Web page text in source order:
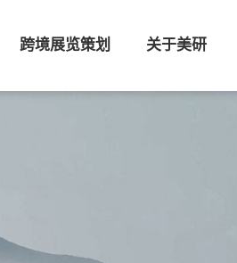
跨境展览策划 关于美研